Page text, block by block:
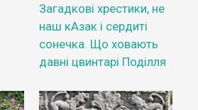
Загадкові хрестики, не
наш кАзак і сердиті
сонечка. Що ховають
давні цвинтарі Поділля